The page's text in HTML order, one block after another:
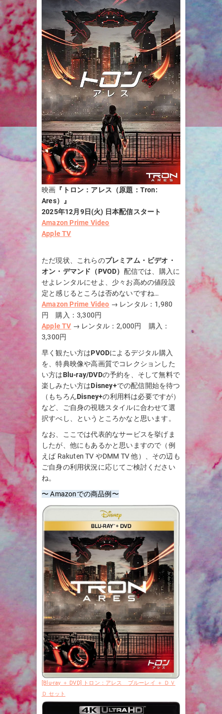
映画 『トロン：アレス （原題：Tron:
Ares）
』
2025年12月9日(火) 日本配信スタート
Amazon Prime Video
Apple TV
ただ現状、これらのプレミアム・ビデオ・
オン・デマンド（PVOD） 配信では、購入に
せよレンタルにせよ、少々お高めの値段設
定と感じるところは否めないですね…
Amazon Prime Video → レンタル：1,980
円 購入：3,300円
Apple TV → レンタル：2,000円 購入：
3,300円
早く観たい方はPVODによるデジタル購入
を、特典映像や高画質でコレクションした
い方はBlu-ray/DVDの予約を、そして無料で
楽しみたい方はDisney+での配信開始を待つ
（もちろんDisney+の利用料は必要ですが）
など、ご自身の視聴スタイルに合わせて選
択すべし、というところかなと思います。
なお、ここでは代表的なサービスを挙げま
したが、他にもあるかと思いますので（例
えば Rakuten TV やDMM TV 他）、その辺も
ご自身の利用状況に応じてご検討ください
ね。
〜 Amazonでの商品例〜
[Blu-ray ＋ DVD] トロン：アレス ブルーレイ ＋ ＤＶ
Ｄ セット